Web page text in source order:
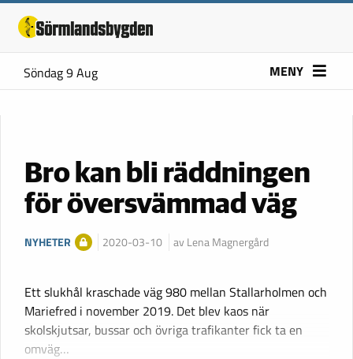
Söndag 9 Aug MENY
Bro kan bli räddningen
för översvämmad väg
NYHETER 2020-03-10 av Lena Magnergård
Ett slukhål kraschade väg 980 mellan Stallarholmen och
Mariefred i november 2019. Det blev kaos när
skolskjutsar, bussar och övriga trafikanter fick ta en
omväg…